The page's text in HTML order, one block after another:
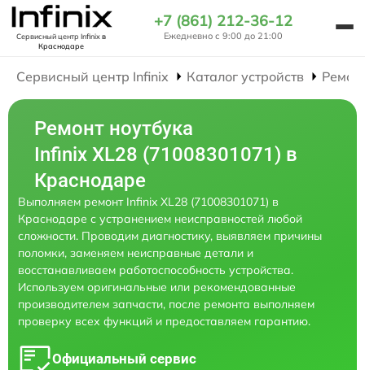
Сервисный центр Infinixв
Краснодаре
+7 (861) 212-36-12
Ежедневно с 9:00 до 21:00
Сервисный центр Infinix Каталог устройств
Ремонт ноутбука
Infinix XL28 (71008301071) в
Краснодаре
Выполняем ремонт Infinix XL28 (71008301071) в
Краснодаре с устранением неисправностей любой
сложности. Проводим диагностику, выявляем причины
поломки, заменяем неисправные детали и
восстанавливаем работоспособность устройства.
Используем оригинальные или рекомендованные
производителем запчасти, после ремонта выполняем
проверку всех функций и предоставляем гарантию.
Официальный сервис